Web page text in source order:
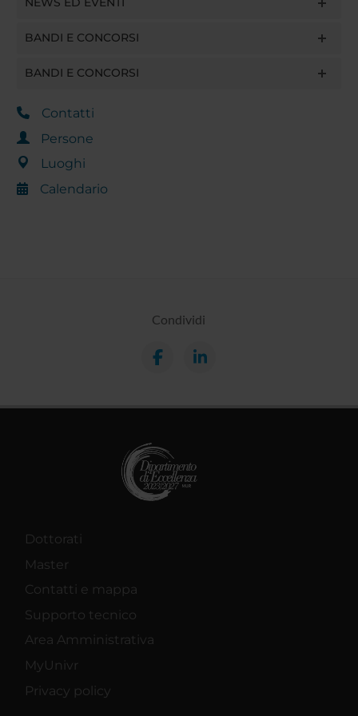
BANDI E CONCORSI
BANDI E CONCORSI
Contatti
Persone
Luoghi
Calendario
Condividi
Dottorati
Master
Contatti e mappa
Supporto tecnico
Area Amministrativa
MyUnivr
Privacy policy